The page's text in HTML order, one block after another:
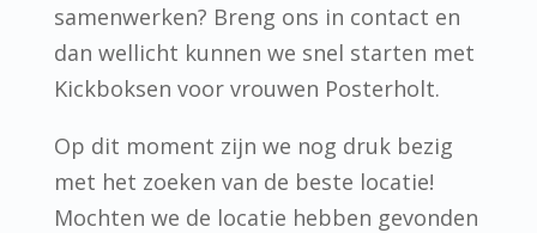
samenwerken? Breng ons in contact en
dan wellicht kunnen we snel starten met
Kickboksen voor vrouwen Posterholt.
Op dit moment zijn we nog druk bezig
met het zoeken van de beste locatie!
Mochten we de locatie hebben gevonden